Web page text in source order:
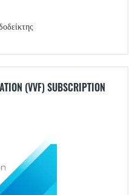
(VVF) SUBSCRIPTION